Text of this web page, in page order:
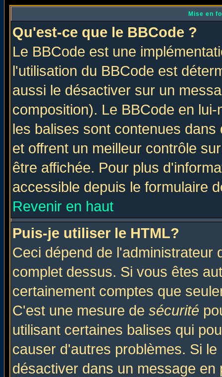
Mise en
Qu'est-ce que le BBCode ?
Le BBCode est une
l'utilisation du BBCode est
aussi le désactiver sur un
composition). Le BBCode en
les balises sont contenues
et offrent un meilleur contrôle
être affichée. Pour plus
accessible depuis le formulaire
Revenir en haut
Puis-je utiliser le HTML?
Ceci dépend de l'administrateur
complet dessus. Si vous êtes
certainement comptes que
C'est une mesure de sécurité
utilisant certaines balises qui
causer d'autres problèmes. Si
désactiver dans un message